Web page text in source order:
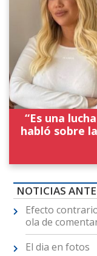
“Es una
habló sobre
NOTICIAS
Efecto
ola de
El dia en fotos